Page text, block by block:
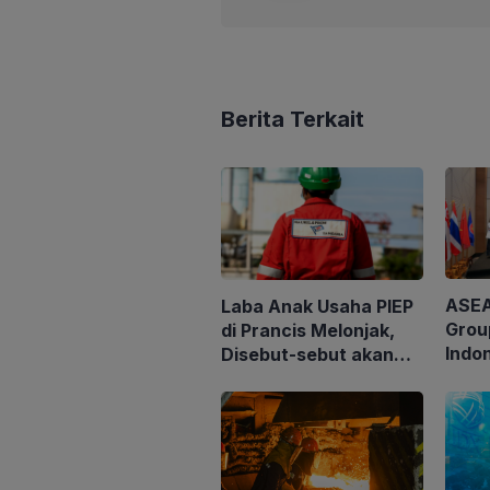
Berita Terkait
Laba Anak Usaha PIEP
di Prancis Melonjak,
Disebut-sebut akan
Migas Kanada